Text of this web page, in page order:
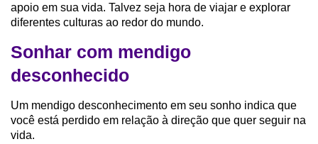
apoio em sua vida. Talvez seja hora de viajar e explorar
diferentes culturas ao redor do mundo.
Sonhar com mendigo
desconhecido
Um mendigo desconhecimento em seu sonho indica que
você está perdido em relação à direção que quer seguir na
vida.